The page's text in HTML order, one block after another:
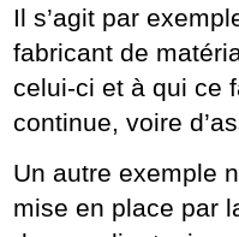
Il s’agit par
fabricant de
celui-ci et à qui ce
continue, voire
Un autre exemple
mise en place par